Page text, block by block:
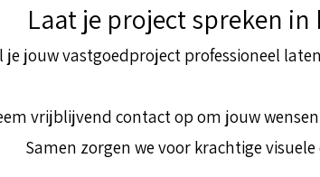
Laat je project spreken in
je jouw vastgoedproject professioneel
vrijblijvend contact op om jouw
Samen zorgen we voor krachtige